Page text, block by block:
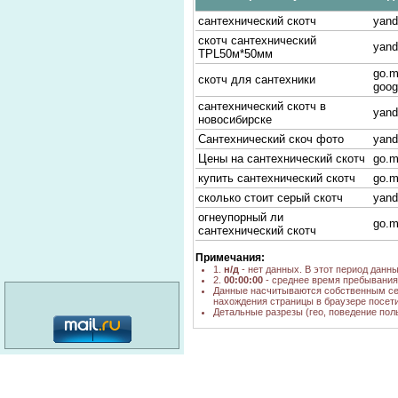
сантехнический скотч
скотч сантехнический
TPL50м*50мм
скотч для сантехники
сантехнический скотч в
новосибирске
Сантехнический скоч фото
Цены на сантехнический скотч
купить сантехнический скотч
сколько стоит серый скотч
огнеупорный ли
сантехнический скотч
скотч сер. арм.ТЛП 50м*50мм
в казани
скотч сер. арм.ТЛП 50м в
казани
сантехнічний скотч
Примечания:
1. н/д - нет данных. В этот период
2. 00:00:00 - среднее время пребывания
Данные насчитываются собственным
нахождения страницы в браузере
Детальные разрезы (гео, поведение